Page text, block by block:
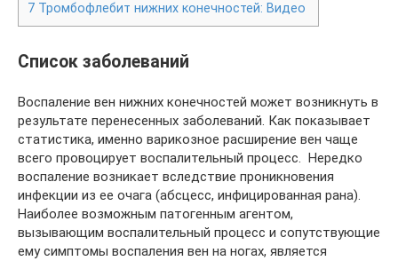
7 Тромбофлебит нижних конечностей: Видео
Список заболеваний
Воспаление вен нижних конечностей может возникнуть в
результате перенесенных заболеваний. Как показывает
статистика, именно варикозное расширение вен чаще
всего провоцирует воспалительный процесс. Нередко
воспаление возникает вследствие проникновения
инфекции из ее очага (абсцесс, инфицированная рана).
Наиболее возможным патогенным агентом,
вызывающим воспалительный процесс и сопутствующие
ему симптомы воспаления вен на ногах, является